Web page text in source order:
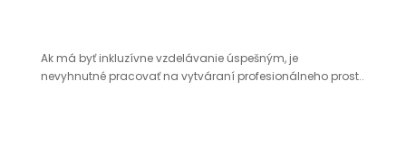
Ak má byť inkluzívne vzdelávanie úspešným, je
nevyhnutné pracovať na vytváraní profesionálneho prost..